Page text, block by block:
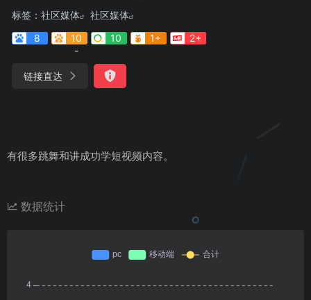
标签： 社区媒体
社区媒体
8
10
-
10 1+ 2+
链接直达
有很多跳舞和讲成功学短视频内容。
数据统计